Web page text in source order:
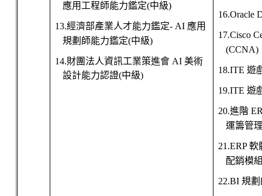
應用工程師能力鑑定(中級)
13.經濟部產業人才能力鑑定- AI 應用
規劃師能力鑑定(中級)
14.財團法人資訊工業策進會 AI美術
設計能力認證(中級)
16.Oracle
17.Cisco
(CCNA)
18.ITE遊
19.ITE遊
20.進階
運籌管
21.ERP軟
配銷模
22.BI規